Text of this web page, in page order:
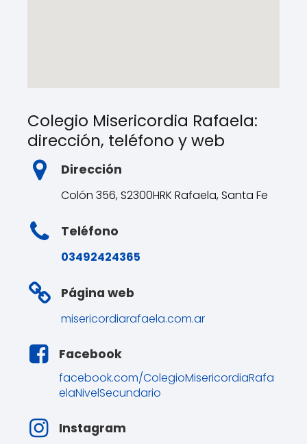
Colegio Misericordia Rafaela:
dirección, teléfono y web
Dirección
Colón 356, S2300HRK Rafaela, Santa Fe
Teléfono
03492424365
Página web
misericordiarafaela.com.ar
Facebook
facebook.com/ColegioMisericordiaRafa
elaNivelSecundario
Instagram